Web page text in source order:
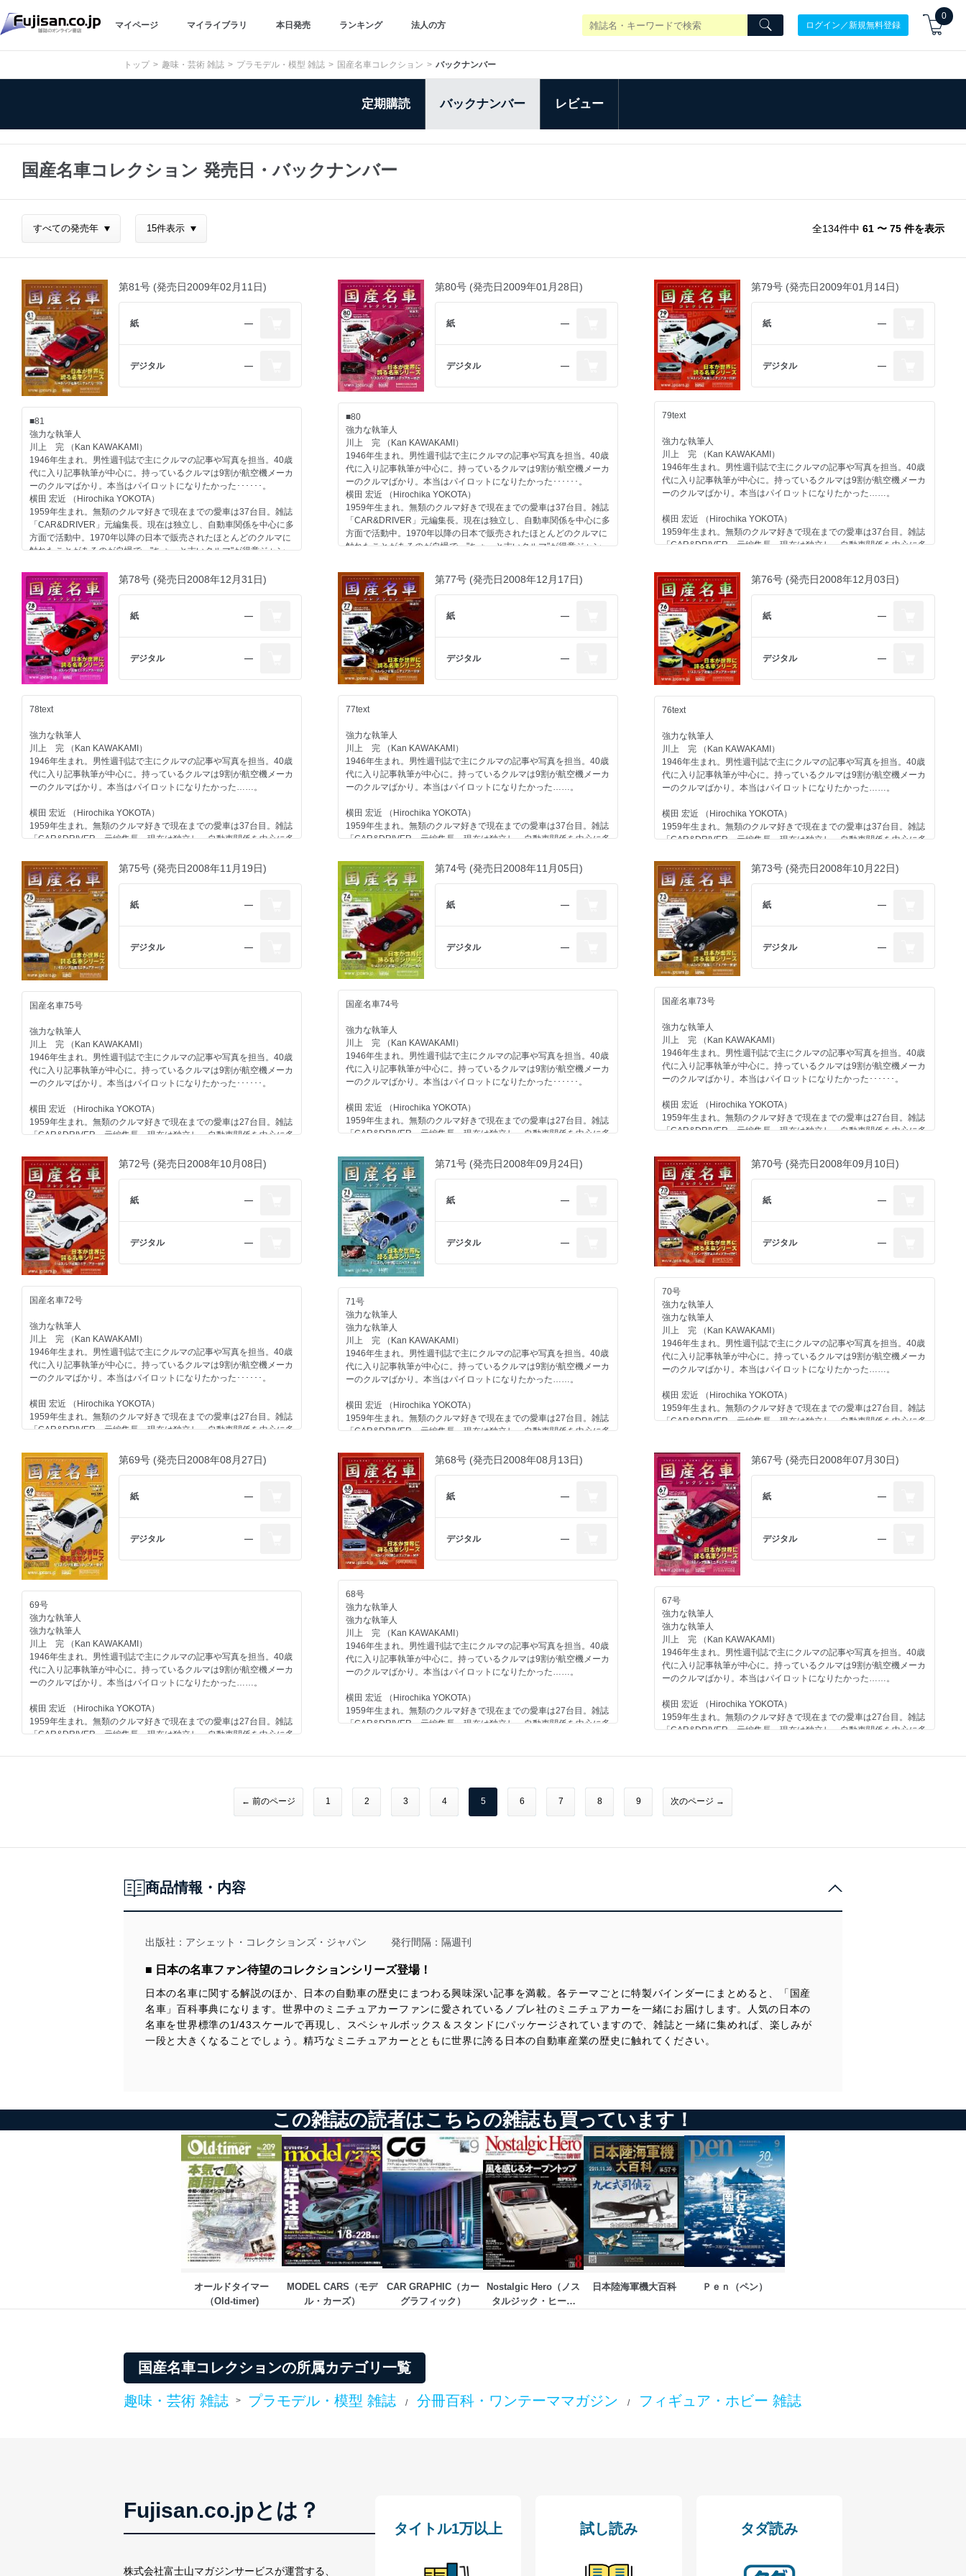
マイページ マイライブラリ 本日発売 ランキング 法人の方 ログイン／新規無料登録
0
トップ 趣味・芸術 雑誌 プラモデル・模型 雑誌 国産名車コレクション バックナンバー
定期購読 バックナンバー レビュー
国産名車コレクション 発売日・バックナンバー
全134件中 61 〜 75 件を表示
第81号 (発売日2009年02月11日)
紙 ―
デジタル ―
■81
強力な執筆人
川上 完 （Kan KAWAKAMI）
1946年生まれ。男性週刊誌で主にクルマの記事や写真を担当。40歳
代に入り記事執筆が中心に。持っているクルマは9割が航空機メーカ
ーのクルマばかり。本当はパイロットになりたかった･･････。
横田 宏近 （Hirochika YOKOTA）
1959年生まれ。無類のクルマ好きで現在までの愛車は37台目。雑誌
「CAR&DRIVER」元編集長。現在は独立し、自動車関係を中心に多
方面で活動中。1970年以降の日本で販売されたほとんどのクルマに
触れたことがあるのが自慢で、"ちょっと古いクルマ"が得意ジャン
大貫 直次郎 （Naojiro ONUKI）
1966年生まれ。自動車専門誌や一般誌などの編集を経て、現在はフ
リーランスのエディトリアル・ライター。愛車は1989年型ポルシェ
911カレラ、1989年型ハーレーダビッドソン・スポーツスター、
1974年型ヤマハTY80。趣味はジャンク屋巡り。
世良 耕太 （Kota SERA）
1967年生まれ。自動車専門誌、モータースポーツ誌の編集を経て独
立。F1グランプリを全戦カバーするなど、海外取材経験は豊富。
旅、建築、酒、企業、人物など取材対象のフィールドを広げて活動
中。
コンテンツ
マツダ
エンジン マツダエンジン＜ストーリー03＞第三回
日産
一般モデル プリンス グロリア／1962
一般モデル コルト1000／1963
自動車業界
日本のレンタカーの歴史-1 第一回
今号のメイントピック
スポーツモデル トヨタ カローラ レビン／1983（折り込みページ付
き）
第80号 (発売日2009年01月28日)
紙 ―
デジタル ―
■80
強力な執筆人
川上 完 （Kan KAWAKAMI）
1946年生まれ。男性週刊誌で主にクルマの記事や写真を担当。40歳
代に入り記事執筆が中心に。持っているクルマは9割が航空機メーカ
ーのクルマばかり。本当はパイロットになりたかった･･････。
横田 宏近 （Hirochika YOKOTA）
1959年生まれ。無類のクルマ好きで現在までの愛車は37台目。雑誌
「CAR&DRIVER」元編集長。現在は独立し、自動車関係を中心に多
方面で活動中。1970年以降の日本で販売されたほとんどのクルマに
触れたことがあるのが自慢で、"ちょっと古いクルマ"が得意ジャン
大貫 直次郎 （Naojiro ONUKI）
1966年生まれ。自動車専門誌や一般誌などの編集を経て、現在はフ
リーランスのエディトリアル・ライター。愛車は1989年型ポルシェ
911カレラ、1989年型ハーレーダビッドソン・スポーツスター、
1974年型ヤマハTY80。趣味はジャンク屋巡り。
第80号のラインアップ
コンテンツ
ホンダ
一般モデル スカイライン／1985
スズキエンジン＜ストーリー03＞第三回
自動車業界
交通システム 道路交通情報の歴史-3 第三期
アワード 日本カーオブザイヤーの歴史-7 第七期／1999-2001
今号のメイントピック
き）
第79号 (発売日2009年01月14日)
紙 ―
デジタル ―
79text
強力な執筆人
川上 完 （Kan KAWAKAMI）
1946年生まれ。男性週刊誌で主にクルマの記事や写真を担当。40歳
代に入り記事執筆が中心に。持っているクルマは9割が航空機メーカ
ーのクルマばかり。本当はパイロットになりたかった……。
横田 宏近 （Hirochika YOKOTA）
1959年生まれ。無類のクルマ好きで現在までの愛車は37台目。雑誌
「CAR&DRIVER」元編集長。現在は独立し、自動車関係を中心に多
触れたことがあるのが自慢で、"ちょっと古いクルマ"が得意ジャン
ル。
大貫 直次郎 （Naojiro ONUKI）
1966年生まれ。自動車専門誌や一般誌などの編集を経て、現在はフ
リーランスのエディトリアル・ライター。愛車は1989年型ポルシェ
911カレラ、1989年型ハーレーダビッドソン・スポーツスター、
1974年型ヤマハTY80。趣味はジャンク屋巡り。
世良 耕太 （Kota SERA）
1967年生まれ。自動車専門誌、モータースポーツ誌の編集を経て独
立。F1グランプリを全戦カバーするなど、海外取材経験は豊富。
中。
第79号のラインアップ
コンテンツ
ホンダ
三菱
一般モデル エテルナ／1988
その他のメーカー
自動車業界
特殊車両の歴史-5 スペシャル／アナザーストーリー
人物列伝 日本のレーシングドライバー-1／中嶋悟
今号のメイントピック
スポーツモデル 日産 ブルーバードU 2000GT（折り込みページ付
き）
第78号 (発売日2008年12月31日)
紙 ―
デジタル ―
78text
強力な執筆人
川上 完 （Kan KAWAKAMI）
1946年生まれ。男性週刊誌で主にクルマの記事や写真を担当。40歳
代に入り記事執筆が中心に。持っているクルマは9割が航空機メーカ
ーのクルマばかり。本当はパイロットになりたかった……。
横田 宏近 （Hirochika YOKOTA）
1959年生まれ。無類のクルマ好きで現在までの愛車は37台目。雑誌
「CAR&DRIVER」元編集長。現在は独立し、自動車関係を中心に多
触れたことがあるのが自慢で、"ちょっと古いクルマ"が得意ジャン
ル。
大貫 直次郎 （Naojiro ONUKI）
1966年生まれ。自動車専門誌や一般誌などの編集を経て、現在はフ
リーランスのエディトリアル・ライター。愛車は1989年型ポルシェ
911カレラ、1989年型ハーレーダビッドソン・スポーツスター、
1974年型ヤマハTY80。趣味はジャンク屋巡り。
世良 耕太 （Kota SERA）
1967年生まれ。自動車専門誌、モータースポーツ誌の編集を経て独
立。F1グランプリを全戦カバーするなど、海外取材経験は豊富。
中。
第78号のラインアップ
コンテンツ
トヨタ
その他のメーカー
スズキ セルボ モード／1990
いすゞエンジン＜ストーリー03＞第三回
イベント 東京オートサロンの歴史-1／1983-1987
ヒストリー 伝説となった輸出仕様車-1／ダットサン240Z
今号のメイントピック
スポーツモデル マツダ アンフィニ RX-7／1991（折り込みページ付
き）
第77号 (発売日2008年12月17日)
紙 ―
デジタル ―
77text
強力な執筆人
川上 完 （Kan KAWAKAMI）
1946年生まれ。男性週刊誌で主にクルマの記事や写真を担当。40歳
代に入り記事執筆が中心に。持っているクルマは9割が航空機メーカ
ーのクルマばかり。本当はパイロットになりたかった……。
横田 宏近 （Hirochika YOKOTA）
1959年生まれ。無類のクルマ好きで現在までの愛車は37台目。雑誌
「CAR&DRIVER」元編集長。現在は独立し、自動車関係を中心に多
触れたことがあるのが自慢で、"ちょっと古いクルマ"が得意ジャン
ル。
大貫 直次郎 （Naojiro ONUKI）
1966年生まれ。自動車専門誌や一般誌などの編集を経て、現在はフ
リーランスのエディトリアル・ライター。愛車は1989年型ポルシェ
911カレラ、1989年型ハーレーダビッドソン・スポーツスター、
1974年型ヤマハTY80。趣味はジャンク屋巡り。
第77号のラインアップ
スバル
日産
一般モデル ブルーバードU／1971
三菱
一般モデル レグナム／1996
自動車業界
有料駐車場の歴史 第三回／1991-2000
今号のメイントピック
第76号 (発売日2008年12月03日)
紙 ―
デジタル ―
76text
強力な執筆人
川上 完 （Kan KAWAKAMI）
1946年生まれ。男性週刊誌で主にクルマの記事や写真を担当。40歳
代に入り記事執筆が中心に。持っているクルマは9割が航空機メーカ
ーのクルマばかり。本当はパイロットになりたかった……。
横田 宏近 （Hirochika YOKOTA）
1959年生まれ。無類のクルマ好きで現在までの愛車は37台目。雑誌
「CAR&DRIVER」元編集長。現在は独立し、自動車関係を中心に多
触れたことがあるのが自慢で、"ちょっと古いクルマ"が得意ジャン
ル。
大貫 直次郎 （Naojiro ONUKI）
1966年生まれ。自動車専門誌や一般誌などの編集を経て、現在はフ
リーランスのエディトリアル・ライター。愛車は1989年型ポルシェ
911カレラ、1989年型ハーレーダビッドソン・スポーツスター、
1974年型ヤマハTY80。趣味はジャンク屋巡り。
1967年生まれ。自動車専門誌、モータースポーツ誌の編集を経て独
立。F1グランプリを全戦カバーするなど、海外取材経験は豊富。
旅、建築、酒、企業、人物など取材対象のフィールドを広げて活動
中。
第76号のラインアップ
コンテンツ
三菱
エンジン 三菱エンジン＜ストーリー03＞第三回
トヨタ
一般モデル カムリ／1982
自動車業界
レース スバルWRCの歴史-1／1966-1993
日本の道 有料道路-1
今号のメイントピック
スポーツモデル 日産 フェアレディZ／1978（折り込みページ付き）
※第75号の次号予告で告知いたしました「トヨタ 一般モデル セリカ
カムリ」「自動車業界 日本の道-1 明石海峡大橋」は諸事情により、
「トヨタ 一般モデル カムリ」「自動車業界日本の道 有料道路-1」に
変更いたしましたのでご了承願います。
第75号 (発売日2008年11月19日)
紙 ―
デジタル ―
国産名車75号
強力な執筆人
川上 完 （Kan KAWAKAMI）
1946年生まれ。男性週刊誌で主にクルマの記事や写真を担当。40歳
代に入り記事執筆が中心に。持っているクルマは9割が航空機メーカ
ーのクルマばかり。本当はパイロットになりたかった･･････。
横田 宏近 （Hirochika YOKOTA）
1959年生まれ。無類のクルマ好きで現在までの愛車は27台目。雑誌
「CAR&DRIVER」元編集長。現在は独立し、自動車関係を中心に多
触れたことがあるのが自慢で、"ちょっと古いクルマ"が得意ジャン
ル。
大貫 直次郎 （Naojiro ONUKI）
1966年生まれ。自動車専門誌や一般誌などの編集を経て、現在はフ
リーランスのエディトリアル・ライター。愛車は1989年型ポルシェ
911カレラ、1989年型ハーレーダビッドソン・スポーツスター、
1974年型ヤマハTY80。趣味はジャンク屋巡り。
第75号のラインアップ
コンテンツ
日産
ホンダ
一般モデル アコード／1985
その他のメーカー
いすゞ ビッグホーン／1991
自動車業界
懐古物語 高速道路の歴史／東名高速01
今号のメイントピック
第74号 (発売日2008年11月05日)
紙 ―
デジタル ―
国産名車74号
強力な執筆人
川上 完 （Kan KAWAKAMI）
1946年生まれ。男性週刊誌で主にクルマの記事や写真を担当。40歳
代に入り記事執筆が中心に。持っているクルマは9割が航空機メーカ
ーのクルマばかり。本当はパイロットになりたかった･･････。
横田 宏近 （Hirochika YOKOTA）
1959年生まれ。無類のクルマ好きで現在までの愛車は27台目。雑誌
「CAR&DRIVER」元編集長。現在は独立し、自動車関係を中心に多
触れたことがあるのが自慢で、"ちょっと古いクルマ"が得意ジャン
ル。
大貫 直次郎 （Naojiro ONUKI）
1966年生まれ。自動車専門誌や一般誌などの編集を経て、現在はフ
リーランスのエディトリアル・ライター。愛車は1989年型ポルシェ
911カレラ、1989年型ハーレーダビッドソン・スポーツスター、
1974年型ヤマハTY80。趣味はジャンク屋巡り。
第74号のラインアップ
コンテンツ
トヨタ
エンジン トヨタエンジン ＜ストーリー03＞第三回
日産
一般モデル サニー／1977
スバル
スポーツモデル インプレッサ／1992
自動車業界
未来のクルマ-5 トヨタ i Q
今号のメイントピック
第73号 (発売日2008年10月22日)
紙 ―
デジタル ―
国産名車73号
強力な執筆人
川上 完 （Kan KAWAKAMI）
1946年生まれ。男性週刊誌で主にクルマの記事や写真を担当。40歳
代に入り記事執筆が中心に。持っているクルマは9割が航空機メーカ
ーのクルマばかり。本当はパイロットになりたかった･･････。
横田 宏近 （Hirochika YOKOTA）
1959年生まれ。無類のクルマ好きで現在までの愛車は27台目。雑誌
「CAR&DRIVER」元編集長。現在は独立し、自動車関係を中心に多
触れたことがあるのが自慢で、"ちょっと古いクルマ"が得意ジャン
ル。
大貫 直次郎 （Naojiro ONUKI）
1966年生まれ。自動車専門誌や一般誌などの編集を経て、現在はフ
リーランスのエディトリアル・ライター。愛車は1989年型ポルシェ
911カレラ、1989年型ハーレーダビッドソン・スポーツスター、
1974年型ヤマハTY80。趣味はジャンク屋巡り。
コンテンツ
ホンダ
エンジン ホンダエンジン ＜ストーリー03＞第三回
日産
スポーツモデル スカイライン／1989
スバル
スポーツモデル ヤングS & SS／1968
その他のメーカー
光岡自動車の歴史-2 第二期／1997-2003
自動車業界
首都高速の歴史-5 首都高速中央環状線
スポーツモデル トヨタ セリカGT-FOUR／1994（折り込みページ付
き）
第72号 (発売日2008年10月08日)
紙 ―
デジタル ―
国産名車72号
強力な執筆人
川上 完 （Kan KAWAKAMI）
1946年生まれ。男性週刊誌で主にクルマの記事や写真を担当。40歳
代に入り記事執筆が中心に。持っているクルマは9割が航空機メーカ
ーのクルマばかり。本当はパイロットになりたかった･･････。
横田 宏近 （Hirochika YOKOTA）
1959年生まれ。無類のクルマ好きで現在までの愛車は27台目。雑誌
「CAR&DRIVER」元編集長。現在は独立し、自動車関係を中心に多
触れたことがあるのが自慢で、"ちょっと古いクルマ"が得意ジャン
ル。
大貫 直次郎 （Naojiro ONUKI）
1966年生まれ。自動車専門誌や一般誌などの編集を経て、現在はフ
リーランスのエディトリアル・ライター。愛車は1989年型ポルシェ
911カレラ、1989年型ハーレーダビッドソン・スポーツスター、
1974年型ヤマハTY80。趣味はジャンク屋巡り。
第72号のラインアップ
エンジン マツダエンジン ＜ストーリー02＞第二回
ホンダ
一般モデル トゥデイ／1993
その他のメーカー
ダイハツ アプローズ／1989
自動車業界
トラック＆バスの歴史-5 第五期／1980-1989
今号のメイントピック
第71号 (発売日2008年09月24日)
紙 ―
デジタル ―
71号
強力な執筆人
強力な執筆人
川上 完 （Kan KAWAKAMI）
1946年生まれ。男性週刊誌で主にクルマの記事や写真を担当。40歳
代に入り記事執筆が中心に。持っているクルマは9割が航空機メーカ
ーのクルマばかり。本当はパイロットになりたかった……。
横田 宏近 （Hirochika YOKOTA）
1959年生まれ。無類のクルマ好きで現在までの愛車は27台目。雑誌
「CAR&DRIVER」元編集長。現在は独立し、自動車関係を中心に多
触れたことがあるのが自慢で、"ちょっと古いクルマ"が得意ジャン
ル。
大貫 直次郎 （Naojiro ONUKI）
1966年生まれ。自動車専門誌や一般誌などの編集を経て、現在はフ
リーランスのエディトリアル・ライター。愛車は1989年型ポルシェ
911カレラ、1989年型ハーレーダビッドソン・スポーツスター、
1974年型ヤマハTY80。趣味はジャンク屋巡り。
日産
一般モデル セドリック／1971
三菱
一般モデル ランサー フィオーレ／1982
その他のメーカー
スズキエンジン ＜ストーリー02＞第二回
アワード 日本カーオブザイヤーの歴史-6 第六期／1996-1998
交通システム フェリーボートの歴史-1 第一回
日野 ルノー／1953（折り込みページ付き）
第70号 (発売日2008年09月10日)
紙 ―
デジタル ―
70号
強力な執筆人
強力な執筆人
川上 完 （Kan KAWAKAMI）
1946年生まれ。男性週刊誌で主にクルマの記事や写真を担当。40歳
代に入り記事執筆が中心に。持っているクルマは9割が航空機メーカ
ーのクルマばかり。本当はパイロットになりたかった……。
横田 宏近 （Hirochika YOKOTA）
1959年生まれ。無類のクルマ好きで現在までの愛車は27台目。雑誌
「CAR&DRIVER」元編集長。現在は独立し、自動車関係を中心に多
ル。
大貫 直次郎 （Naojiro ONUKI）
1966年生まれ。自動車専門誌や一般誌などの編集を経て、現在はフ
リーランスのエディトリアル・ライター。愛車は1989年型ポルシェ
911カレラ、1989年型ハーレーダビッドソン・スポーツスター、
1974年型ヤマハTY80。趣味はジャンク屋巡り。
第70号のラインアップ
コンテンツ
トヨタ
一般モデル コロナ／1978
スバル
一般モデル アルシオーネSVX／1991
その他のメーカー
ダイハツエンジン ＜ストーリー02＞第二回
自動車業界
交通システム 道路交通情報の歴史-2 第二期
今号のメイントピック
第69号 (発売日2008年08月27日)
紙 ―
デジタル ―
69号
強力な執筆人
強力な執筆人
川上 完 （Kan KAWAKAMI）
1946年生まれ。男性週刊誌で主にクルマの記事や写真を担当。40歳
代に入り記事執筆が中心に。持っているクルマは9割が航空機メーカ
ーのクルマばかり。本当はパイロットになりたかった……。
横田 宏近 （Hirochika YOKOTA）
1959年生まれ。無類のクルマ好きで現在までの愛車は27台目。雑誌
「CAR&DRIVER」元編集長。現在は独立し、自動車関係を中心に多
触れたことがあるのが自慢で、"ちょっと古いクルマ"が得意ジャン
1974年型ヤマハTY80。趣味はジャンク屋巡り。
1967年生まれ。自動車専門誌、モータースポーツ誌の編集を経て独
旅、建築、酒、企業、人物など取材対象のフィールドを広げて活動
スポーツモデル フェアレディZ／1983
一般モデル ホンダ ライフ／1971 （折り込みページ付き）
※ホンダ ライフの発売は1971年ですが、付属するミニカーは1972
年式のデラックスをベースに作られたモデルです。ご了承くださ
第68号 (発売日2008年08月13日)
紙 ―
デジタル ―
68号
強力な執筆人
強力な執筆人
川上 完 （Kan KAWAKAMI）
1946年生まれ。男性週刊誌で主にクルマの記事や写真を担当。40歳
代に入り記事執筆が中心に。持っているクルマは9割が航空機メーカ
ーのクルマばかり。本当はパイロットになりたかった……。
横田 宏近 （Hirochika YOKOTA）
1959年生まれ。無類のクルマ好きで現在までの愛車は27台目。雑誌
「CAR&DRIVER」元編集長。現在は独立し、自動車関係を中心に多
大貫 直次郎 （Naojiro ONUKI）
1966年生まれ。自動車専門誌や一般誌などの編集を経て、現在はフ
リーランスのエディトリアル・ライター。愛車は1989年型ポルシェ
トヨタ
ホンダ
自動車業界
カー用品 カーオーディオの歴史-1 第一期／1951-1970
アワード 日本カーオブザイヤーの歴史-5 第五期／1994-1996
今号のメイントピック
第67号 (発売日2008年07月30日)
紙 ―
デジタル ―
67号
強力な執筆人
強力な執筆人
川上 完 （Kan KAWAKAMI）
1946年生まれ。男性週刊誌で主にクルマの記事や写真を担当。40歳
代に入り記事執筆が中心に。持っているクルマは9割が航空機メーカ
ーのクルマばかり。本当はパイロットになりたかった……。
横田 宏近 （Hirochika YOKOTA）
1959年生まれ。無類のクルマ好きで現在までの愛車は27台目。雑誌
「CAR&DRIVER」元編集長。現在は独立し、自動車関係を中心に多
触れたことがあるのが自慢で、"ちょっと古いクルマ"が得意ジャン
大貫 直次郎 （Naojiro ONUKI）
1966年生まれ。自動車専門誌や一般誌などの編集を経て、現在はフ
1974年型ヤマハTY80。趣味はジャンク屋巡り。
一般モデル ラシーン／1994
一般モデル ブリザード／1980
自動車業界
有料駐車場の歴史 第二回／1961-1990
← 前のページ 1 2 3 4 5 6 7 8 9 次のページ →
商品情報・内容
出版社： アシェット・コレクションズ・ジャパン 発行間隔：隔週刊
■ 日本の名車ファン待望のコレクションシリーズ登場！
日本の名車に関する解説のほか、日本の自動車の歴史にまつわる興味深い記事を満載。各テーマごとに特製バインダーにまとめると、「国産
名車」百科事典になります。世界中のミニチュアカーファンに愛されているノブレ社のミニチュアカーを一緒にお届けします。人気の日本の
名車を世界標準の1/43スケールで再現し、スペシャルボックス＆スタンドにパッケージされていますので、雑誌と一緒に集めれば、楽しみが
一段と大きくなることでしょう。精巧なミニチュアカーとともに世界に誇る日本の自動車産業の歴史に触れてください。
この雑誌の読者はこちらの雑誌も買っています！
オールドタイマー
（Old-timer)
MODEL CARS（モデ
ル・カーズ）
CAR GRAPHIC（カー
グラフィック）
Nostalgic Hero（ノス
タルジック・ヒーロ
日本陸海軍機大百科 Ｐｅｎ（ペン）
国産名車コレクションの所属カテゴリ一覧
趣味・芸術 雑誌 > プラモデル・模型 雑誌 / 分冊百科・ワンテーママガジン / フィギュア・ホビー 雑誌
Fujisan.co.jpとは？
株式会社富士山マガジンサービスが運営する、
タイトル1万以上 試し読み タダ読み